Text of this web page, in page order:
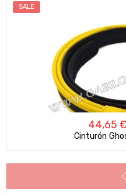
SALE
44,65 €
Cinturón